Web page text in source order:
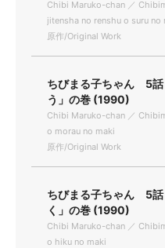
Chibi Maruko-chan ／
jitensha no renshu o suru
原作/Original Work
ちびまる子ちゃん 5
う」の巻 (1990)
Chibi Maruko-chan ／
o morau no maki
原作/Original Work
ちびまる子ちゃん 5
く」の巻 (1990)
Chibi Maruko-chan ／
o hiku no maki